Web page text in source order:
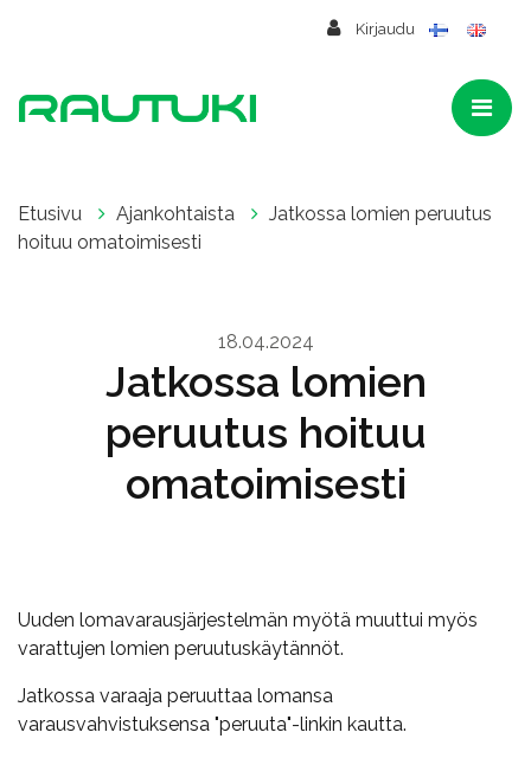
Kirjaudu
Etusivu Ajankohtaista
Jatkossa lomien peruutus
hoituu omatoimisesti
18.04.2024
Jatkossa lomien
peruutus hoituu
omatoimisesti
Uuden lomavarausjärjestelmän myötä muuttui myös
varattujen lomien peruutuskäytännöt.
Jatkossa varaaja peruuttaa lomansa
varausvahvistuksensa "peruuta"-linkin kautta.